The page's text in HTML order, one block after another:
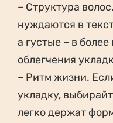
– Структура
нуждаются в
а густые – в
облегчения
– Ритм жизни.
укладку,
легко держат